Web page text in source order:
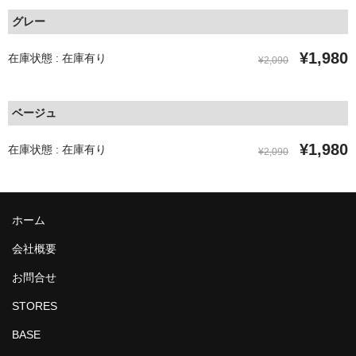
グレー
在庫状態 : 在庫有り ¥2,090 ¥1,980
ベージュ
在庫状態 : 在庫有り ¥2,090 ¥1,980
ホーム
会社概要
お問合せ
STORES
BASE